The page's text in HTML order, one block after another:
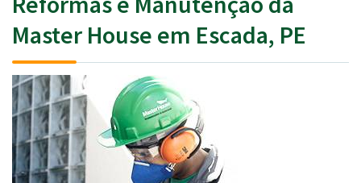
Master House em Escada, PE